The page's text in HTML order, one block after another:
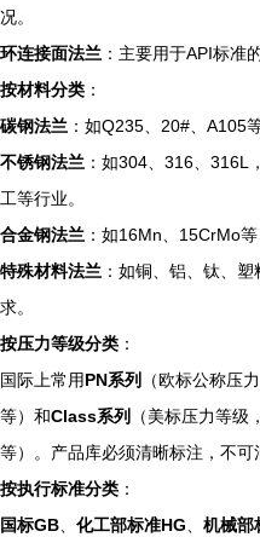
况。
环连接面法兰 ：主要用于API标准
按材料分类 ：
碳钢法兰 ：如Q235、20#、A105
不锈钢法兰 ：如304、316、316L
工等行业。
合金钢法兰 ：如16Mn、15CrMo
特殊材料法兰 ：如铜、铝、钛、
求。
按压力等级分类 ：
国际上常用PN系列
（欧标公称压
等）和Class系列
（美标压力等
等）。产品库必须清晰标注，不可
按执行标准分类 ：
国标GB
化工部标准HG 机械部